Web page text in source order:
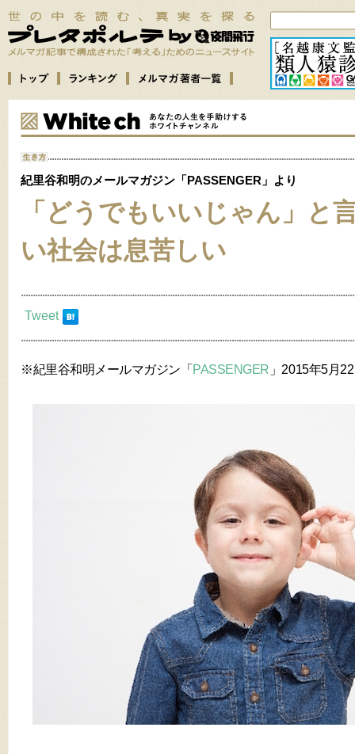
紀里谷和明のメールマガジン「PASSENGER」より
「どうでもいいじゃん」と
い社会は息苦しい
Tweet
※紀里谷和明メールマガジン「 PASSENGER 」2015年5月